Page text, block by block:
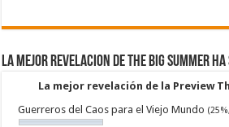
La mejor revelacion de The Big Summer
La mejor revelación de la Preview
Guerreros del Caos para el Viejo Mundo